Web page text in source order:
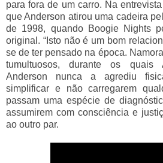
para fora de um carro. Na
que Anderson atirou uma cadeira
de 1998, quando Boogie Nights
original. “Isto não é um bom
se de ter pensado na época.
tumultuosos, durante os quais
Anderson nunca a agrediu
simplificar e não carregarem
passam uma espécie de
assumirem com consciência e
ao outro par.